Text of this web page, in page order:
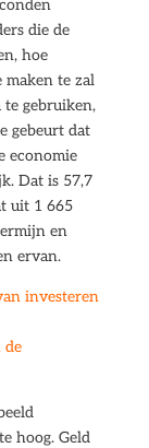
die de
hoe
maken te zal
gebruiken,
gebeurt dat
economie
Dat is 57,7
uit 1 665
en
ervan.
investeren
de
hoog. Geld